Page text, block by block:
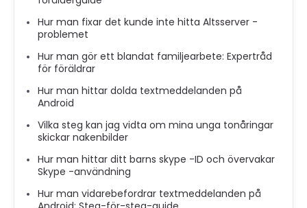
Hur man fixar det kunde inte hitta Altsserver -
problemet
Hur man gör ett blandat familjearbete: Expertråd
för föräldrar
Hur man hittar dolda textmeddelanden på
Android
Vilka steg kan jag vidta om mina unga tonåringar
skickar nakenbilder
Hur man hittar ditt barns skype -ID och övervakar
Skype -användning
Hur man vidarebefordrar textmeddelanden på